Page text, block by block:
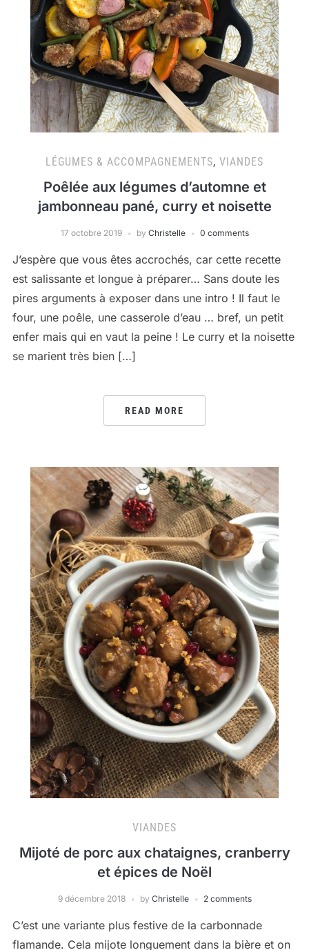
LÉGUMES & ACCOMPAGNEMENTS, VIANDES
Poêlée aux légumes d’automne et
jambonneau pané, curry et noisette
17 octobre 2019 by Christelle 0 comments
J’espère que vous êtes accrochés, car cette recette
est salissante et longue à préparer… Sans doute les
pires arguments à exposer dans une intro ! Il faut le
four, une poêle, une casserole d’eau … bref, un petit
enfer mais qui en vaut la peine ! Le curry et la noisette
se marient très bien […]
READ MORE
VIANDES
Mijoté de porc aux chataignes, cranberry
et épices de Noël
9 décembre 2018 by Christelle 2 comments
C’est une variante plus festive de la carbonnade
flamande. Cela mijote longuement dans la bière et on